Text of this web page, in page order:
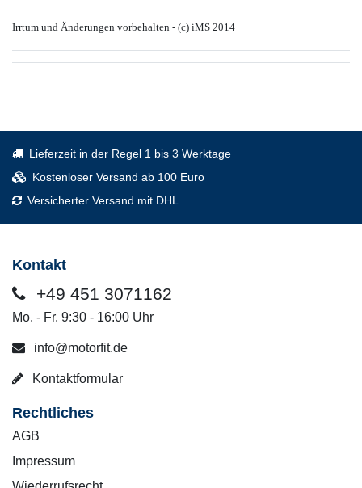
Irrtum und Änderungen vorbehalten - (c) iMS 2014
Lieferzeit in der Regel 1 bis 3 Werktage
Kostenloser Versand ab 100 Euro
Versicherter Versand mit DHL
Kontakt
+49 451 3071162
Mo. - Fr. 9:30 - 16:00 Uhr
info@motorfit.de
Kontaktformular
Rechtliches
AGB
Impressum